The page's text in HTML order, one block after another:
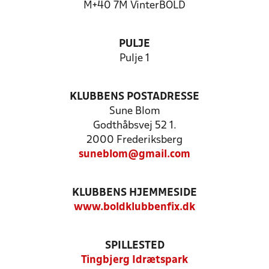
M+40 7M VinterBOLD
PULJE
Pulje 1
KLUBBENS POSTADRESSE
Sune Blom
Godthåbsvej 52 1.
2000 Frederiksberg
suneblom@gmail.com
KLUBBENS HJEMMESIDE
www.boldklubbenfix.dk
SPILLESTED
Tingbjerg Idrætspark